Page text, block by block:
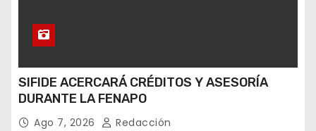
SIFIDE ACERCARÁ CRÉDITOS Y ASESORÍA
DURANTE LA FENAPO
Ago 7, 2026 Redacción